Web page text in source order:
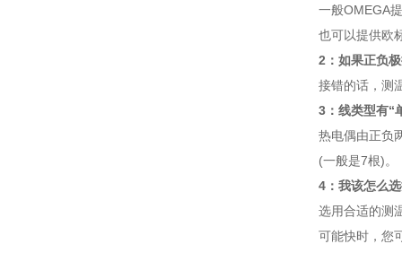
一般OMEGA
也可以提供欧
2：如果正负
接错的话，测
3：线类型有“
热电偶由正负
(一般是7根)。
4：我该怎么
选用合适的测
可能快时，您